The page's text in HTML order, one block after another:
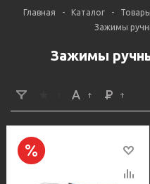
Главная - Каталог -
Зажимы
Зажимы